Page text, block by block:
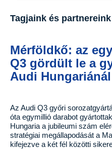
Tagjaink és
Mérföldkő: az
Q3 gördült le a
Audi Hungariánál
Az Audi Q3 győri
óta egymillió darabot
Hungaria a jubileumi szám
stratégiai megállapodását a
kifejezve a két fél közötti